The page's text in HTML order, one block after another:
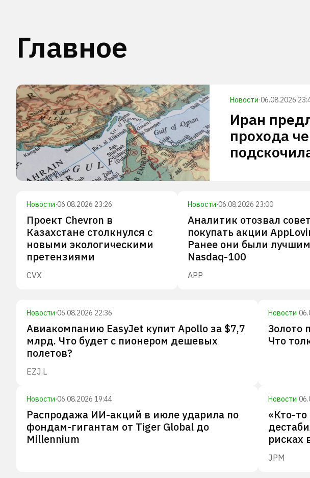
Главное
Новости·06.08.2026
Иран
прохода
Новости·06.08.2026 23:26
Проект Chevron в
Казахстане столкнулся с
новыми экологическими
претензиями
CVX
Новости·06.08.2026 23:00
Аналитик отозвал совет
покупать акции
Ранее они были
Nasdaq-100
APP
Новости·06.08.2026 22:36
Авиакомпанию EasyJet купит Apollo за $7,7
млрд. Что будет с пионером дешевых
полетов?
EZJ.L
Новости·
Золото
Что
Новости·06.08.2026 19:44
Распродажа ИИ-акций в июле ударила по
фондам-гигантам от Tiger Global до
Millennium
Новости·
«Кто-
рисках
JPM